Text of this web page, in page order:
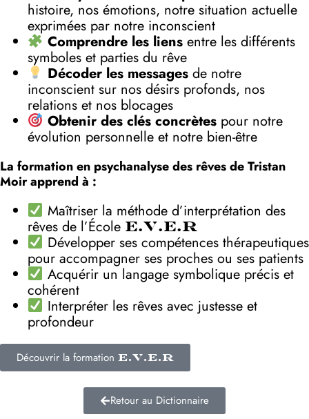
histoire, nos émotions, notre situation actuelle
exprimées par notre inconscient
Comprendre les liensentre les différents
symboles et parties du rêve
Décoder les messagesde notre
inconscient sur nos désirs profonds, nos
relations et nos blocages
Obtenir des clés concrètespour notre
évolution personnelle et notre bien-être
La formation en psychanalyse des rêves de Tristan
Moir apprend à :
Maîtriser la méthode d’interprétation des
rêves de l’École E.V.E.R
Développer ses compétences thérapeutiques
pour accompagner ses proches ou ses patients
Acquérir un langage symbolique précis et
cohérent
Interpréter les rêves avec justesse et
profondeur
Découvrir la formation E.V.E.R
Retour au Dictionnaire